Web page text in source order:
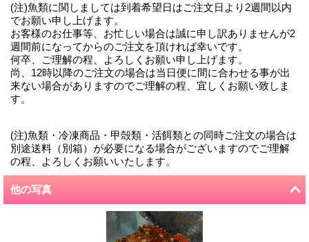
(注)魚類に関しましては到着希望日はご注文日より2週間以内
でお願い申し上げます。
お客様のお仕事等、お忙しい場合は誠に申し訳ありませんが2
週間前になってからのご注文を頂ければ幸いです。
何卒、ご理解の程、よろしくお願い申し上げます。
尚、12時以降のご注文の場合は当日便に間に合わせる事が出
来ない場合がありますのでご理解の程、宜しくお願い致しま
す。
(注)魚類・冷凍商品・甲殻類・活餌類との同時ご注文の場合は
別途送料（別箱）が必要になる場合がございますのでご理解
の程、よろしくお願いいたします。
他の写真